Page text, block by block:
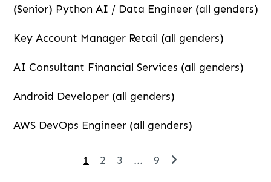
(Senior) Python AI / Data Engineer (all genders)
Key Account Manager Retail (all genders)
AI Consultant Financial Services (all genders)
Android Developer (all genders)
AWS DevOps Engineer (all genders)
1 2 3 ... 9